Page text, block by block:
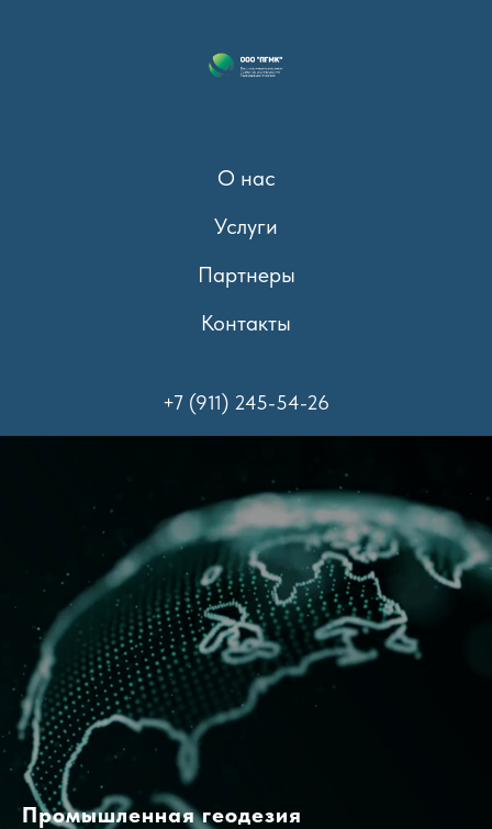
О нас
Услуги
Партнеры
Контакты
+7 (911) 245-54-26
Промышленная геодезия